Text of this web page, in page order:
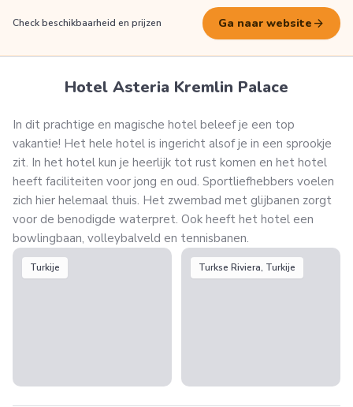
Check beschikbaarheid en prijzen Ga naar website arrow_forward
Hotel Asteria Kremlin Palace
In dit prachtige en magische hotel beleef je een top
vakantie! Het hele hotel is ingericht alsof je in een sprookje
zit. In het hotel kun je heerlijk tot rust komen en het hotel
heeft faciliteiten voor jong en oud. Sportliefhebbers voelen
zich hier helemaal thuis. Het zwembad met glijbanen zorgt
voor de benodigde waterpret. Ook heeft het hotel een
bowlingbaan, volleybalveld en tennisbanen.
Turkije Turkse Riviera, Turkije